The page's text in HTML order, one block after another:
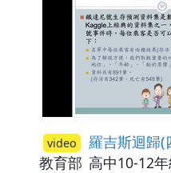
video 羅吉斯迴歸(
教育部 高中10-12年